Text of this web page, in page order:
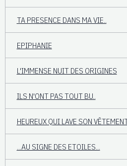
TA PRESENCE DANS MA VIE..
EPIPHANIE
L'IMMENSE NUIT DES ORIGINES
ILS N'ONT PAS TOUT BU..
HEUREUX QUI LAVE SON
...AU SIGNE DES ETOILES...